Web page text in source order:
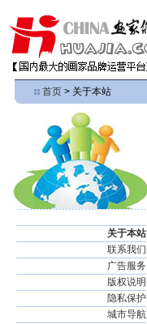
首页 > 关于本站
关于本站
联系我们
广告服务
版权说明
隐私保护
城市导航